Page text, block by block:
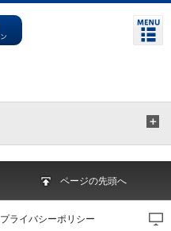
ページの先頭へ
プライバシーポリシー